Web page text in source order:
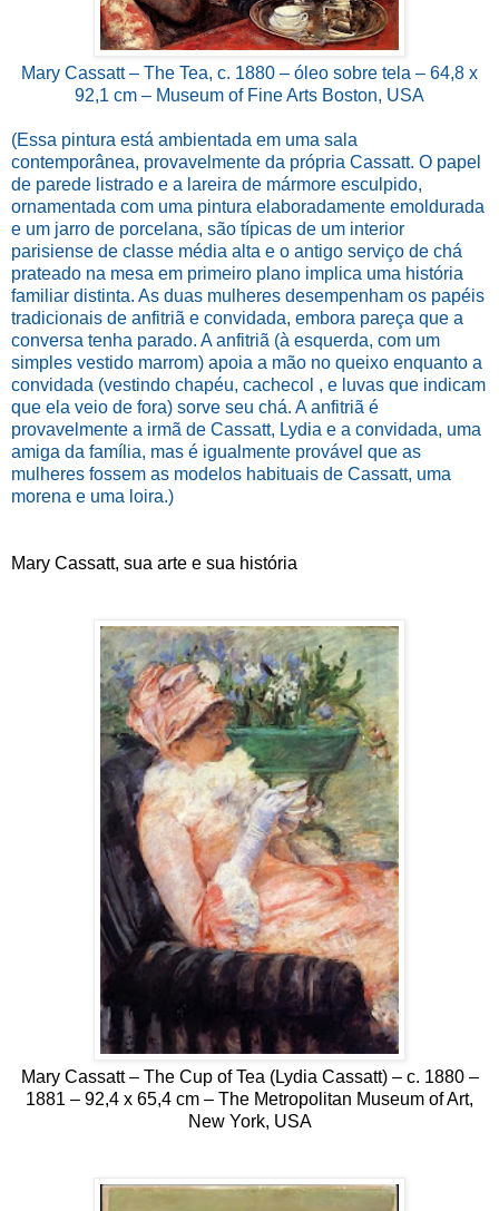
Mary Cassatt – The Tea, c. 1880 – óleo sobre tela – 64,8 x
92,1 cm – Museum of Fine Arts Boston, USA
(Essa pintura está ambientada em uma sala
contemporânea, provavelmente da própria Cassatt. O papel
de parede listrado e a lareira de mármore esculpido,
ornamentada com uma pintura elaboradamente emoldurada
e um jarro de porcelana, são típicas de um interior
parisiense de classe média alta e o antigo serviço de chá
prateado na mesa em primeiro plano implica uma história
familiar distinta. As duas mulheres desempenham os papéis
tradicionais de anfitriã e convidada, embora pareça que a
conversa tenha parado. A anfitriã (à esquerda, com um
simples vestido marrom) apoia a mão no queixo enquanto a
convidada (vestindo chapéu, cachecol , e luvas que indicam
que ela veio de fora) sorve seu chá. A anfitriã é
provavelmente a irmã de Cassatt, Lydia e a convidada, uma
amiga da família, mas é igualmente provável que as
mulheres fossem as modelos habituais de Cassatt, uma
morena e uma loira.)
Mary Cassatt, sua arte e sua história
Mary Cassatt – The Cup of Tea (Lydia Cassatt) – c. 1880 –
1881 – 92,4 x 65,4 cm – The Metropolitan Museum of Art,
New York, USA